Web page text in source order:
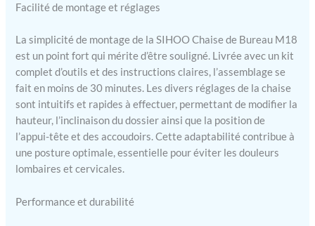
de grande qualité facile à
bureau à domicile a passé
le test BIFMA et le test de
pression statique de 1136
kg. Nos chaises de bureau
ergonomiques peuvent
supporter jusqu'à 150 kg.
Des instructions simples
rendent l'assemblage
rapide et facile pour tout le
Facilité de montage et réglages
La simplicité de montage de la SIHOO Chaise de Bureau M18
est un point fort qui mérite d’être souligné. Livrée avec un kit
complet d’outils et des instructions claires, l’assemblage se
fait en moins de 30 minutes. Les divers réglages de la chaise
sont intuitifs et rapides à effectuer, permettant de modifier la
hauteur, l’inclinaison du dossier ainsi que la position de
l’appui-tête et des accoudoirs. Cette adaptabilité contribue à
une posture optimale, essentielle pour éviter les douleurs
lombaires et cervicales.
Performance et durabilité